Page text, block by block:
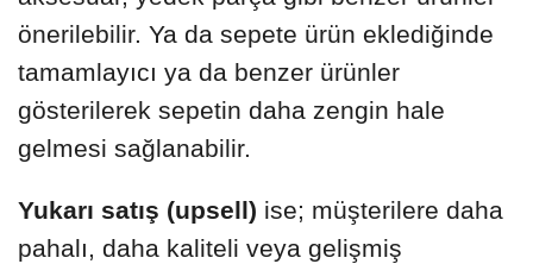
önerilebilir. Ya da sepete ürün eklediğinde
tamamlayıcı ya da benzer ürünler
gösterilerek sepetin daha zengin hale
gelmesi sağlanabilir.
Yukarı satış (upsell) ise; müşterilere daha
pahalı, daha kaliteli veya gelişmiş